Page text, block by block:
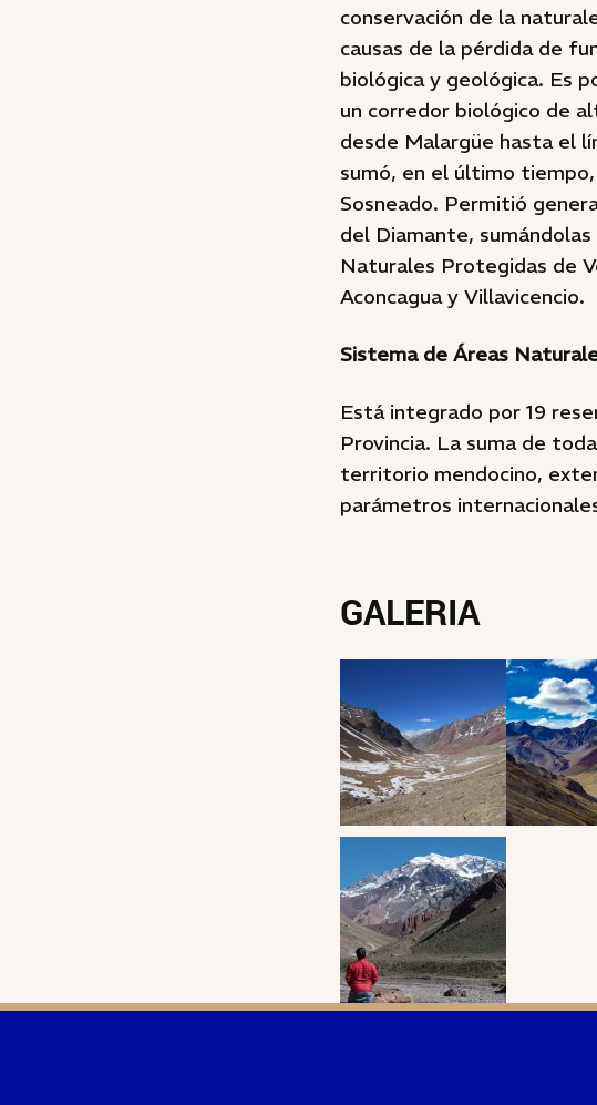
conservación de la
causas de la pérdida de
biológica y geológica. Es
un corredor biológico de
desde Malargüe hasta el
sumó, en el último
Sosneado. Permitió
del Diamante,
Naturales Protegidas de
Aconcagua y Villavicencio.
Sistema de Áreas
Está integrado por 19
Provincia. La suma de
territorio mendocino,
parámetros
GALERIA